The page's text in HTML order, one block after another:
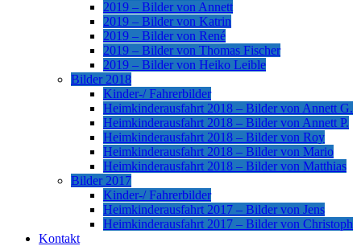
2019 – Bilder von Annett
2019 – Bilder von Katrin
2019 – Bilder von René
2019 – Bilder von Thomas Fischer
2019 – Bilder von Heiko Leible
Bilder 2018
Kinder-/ Fahrerbilder
Heimkinderausfahrt 2018 – Bilder von Annett G.
Heimkinderausfahrt 2018 – Bilder von Annett P.
Heimkinderausfahrt 2018 – Bilder von Roy
Heimkinderausfahrt 2018 – Bilder von Mario
Heimkinderausfahrt 2018 – Bilder von Matthias
Bilder 2017
Kinder-/ Fahrerbilder
Heimkinderausfahrt 2017 – Bilder von Jens
Heimkinderausfahrt 2017 – Bilder von Christoph
Kontakt